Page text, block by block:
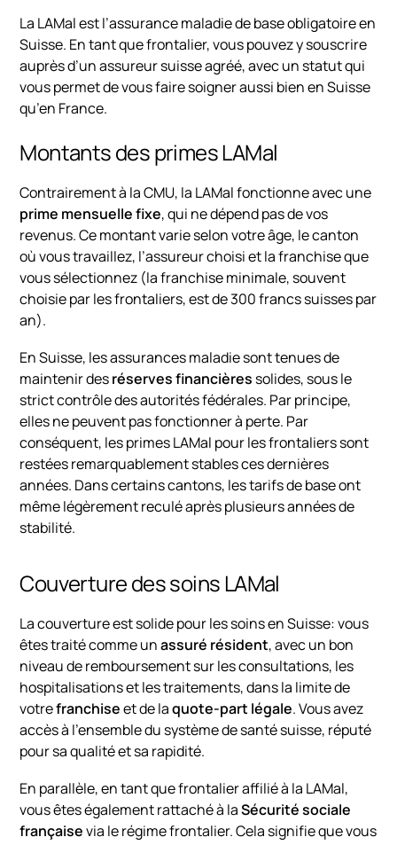
La LAMal est l’assurance maladie de base obligatoire en
Suisse. En tant que frontalier, vous pouvez y souscrire
auprès d’un assureur suisse agréé, avec un statut qui
vous permet de vous faire soigner aussi bien en Suisse
qu’en France.
Montants des primes LAMal
Contrairement à la CMU, la LAMal fonctionne avec une
prime mensuelle fixe, qui ne dépend pas de vos
revenus. Ce montant varie selon votre âge, le canton
où vous travaillez, l’assureur choisi et la franchise que
vous sélectionnez (la franchise minimale, souvent
choisie par les frontaliers, est de 300 francs suisses par
an).
En Suisse, les assurances maladie sont tenues de
maintenir desréserves financières solides, sous le
strict contrôle des autorités fédérales. Par principe,
elles ne peuvent pas fonctionner à perte. Par
conséquent, les primes LAMal pour les frontaliers sont
restées remarquablement stables ces dernières
années. Dans certains cantons, les tarifs de base ont
même légèrement reculé après plusieurs années de
stabilité.
Couverture des soins LAMal
La couverture est solide pour les soins en Suisse: vous
êtes traité comme unassuré résident, avec un bon
niveau de remboursement sur les consultations, les
hospitalisations et les traitements, dans la limite de
votrefranchiseet de laquote-part légale. Vous avez
accès à l’ensemble du système de santé suisse, réputé
pour sa qualité et sa rapidité.
En parallèle, en tant que frontalier affilié à la LAMal,
vous êtes également rattaché à laSécurité sociale
françaisevia le régime frontalier. Cela signifie que vous